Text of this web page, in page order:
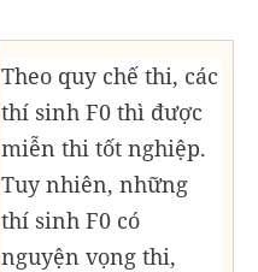
Theo quy chế thi, các
thí sinh F0 thì được
miễn thi tốt nghiệp.
Tuy nhiên, những
thí sinh F0 có
nguyện vọng thi,